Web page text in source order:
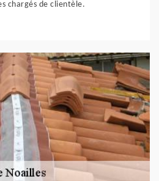
chargés de clientèle.